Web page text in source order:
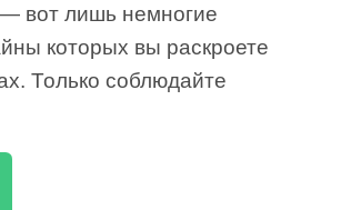
вот лишь немногие
которых вы раскроете
Только соблюдайте